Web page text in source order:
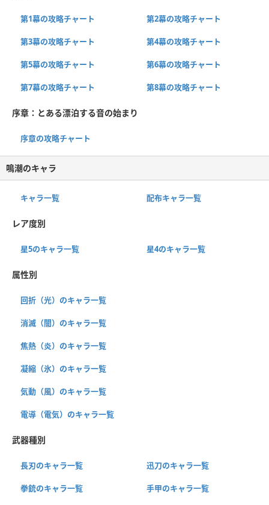
第1幕の攻略チャート 第2幕の攻略チャート
第3幕の攻略チャート 第4幕の攻略チャート
第5幕の攻略チャート 第6幕の攻略チャート
第7幕の攻略チャート 第8幕の攻略チャート
序章：とある漂泊する音の始まり
序章の攻略チャート
鳴潮のキャラ
キャラ一覧 配布キャラ一覧
レア度別
星5のキャラ一覧 星4のキャラ一覧
属性別
回折（光）のキャラ一覧
消滅（闇）のキャラ一覧
焦熱（炎）のキャラ一覧
凝縮（氷）のキャラ一覧
気動（風）のキャラ一覧
電導（電気）のキャラ一覧
武器種別
長刃のキャラ一覧 迅刀のキャラ一覧
拳銃のキャラ一覧 手甲のキャラ一覧